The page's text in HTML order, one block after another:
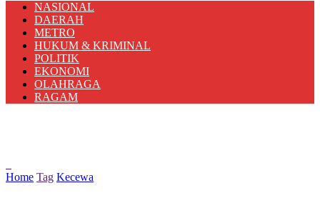
NASIONAL
DAERAH
METRO
HUKUM & KRIMINAL
POLITIK
EKONOMI
OLAHRAGA
RAGAM
Home Tag Kecewa